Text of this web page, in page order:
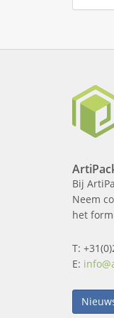
Bij
Neem
het
T:
E: